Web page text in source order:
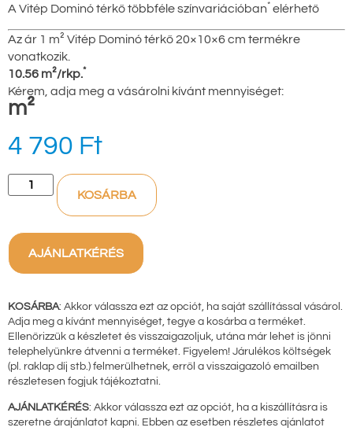
A Vitép Dominó térkő többféle színvariációban* elérhető
Az ár 1 m² Vitép Dominó térkő 20×10×6 cm termékre
vonatkozik.
10.56 m²/rkp.*
Kérem, adja meg a vásárolni kívánt mennyiséget:
m²
4 790 Ft
KOSÁRBA
AJÁNLATKÉRÉS
KOSÁRBA: Akkor válassza ezt az opciót, ha saját szállítással vásárol.
Adja meg a kívánt mennyiséget, tegye a kosárba a terméket.
Ellenőrizzük a készletet és visszaigazoljuk, utána már lehet is jönni
telephelyünkre átvenni a terméket. Figyelem! Járulékos költségek
(pl. raklap díj stb.) felmerülhetnek, erről a visszaigazoló emailben
részletesen fogjuk tájékoztatni.
AJÁNLATKÉRÉS: Akkor válassza ezt az opciót, ha a kiszállításra is
szeretne árajánlatot kapni. Ebben az esetben részletes ajánlatot